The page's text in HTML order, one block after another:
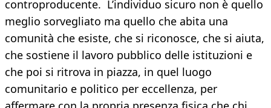
controproducente. L’individuo sicuro non è quello
meglio sorvegliato ma quello che abita una
comunità che esiste, che si riconosce, che si aiuta,
che sostiene il lavoro pubblico delle istituzioni e
che poi si ritrova in piazza, in quel luogo
comunitario e politico per eccellenza, per